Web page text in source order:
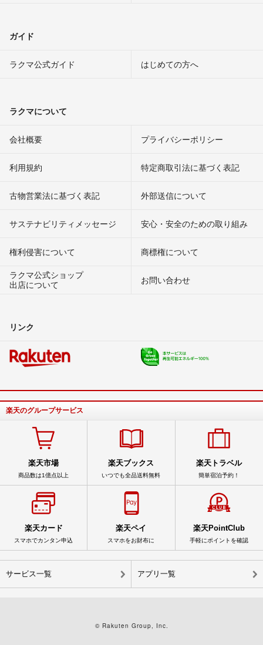
ガイド
ラクマ公式ガイド はじめての方へ
ラクマについて
会社概要 プライバシーポリシー
利用規約 特定商取引法に基づく表記
古物営業法に基づく表記 外部送信について
サステナビリティメッセージ 安心・安全のための取り組み
権利侵害について
商標権について
ラクマ公式ショップ
出店について
お問い合わせ
リンク
楽天のグループサービス
楽天市場
商品数は1億点以上
楽天ブックス
いつでも全品送料無料
楽天トラベル
簡単宿泊予約！
楽天カード
スマホでカンタン申込
楽天ペイ
スマホをお財布に
楽天PointClub
手軽にポイントを確認
サービス一覧 アプリ一覧
© Rakuten Group, Inc.